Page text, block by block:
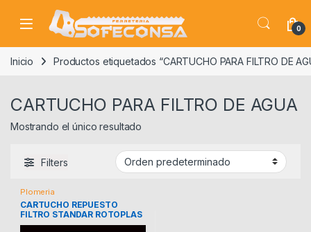
Skip to navigation
Skip to content
0
Inicio Productos etiquetados “CARTUCHO PARA FILTRO DE
CARTUCHO PARA FILTRO DE AGUA
Mostrando el único resultado
Filters
Plomeria
CARTUCHO REPUESTO
FILTRO STANDAR ROTOPLAS